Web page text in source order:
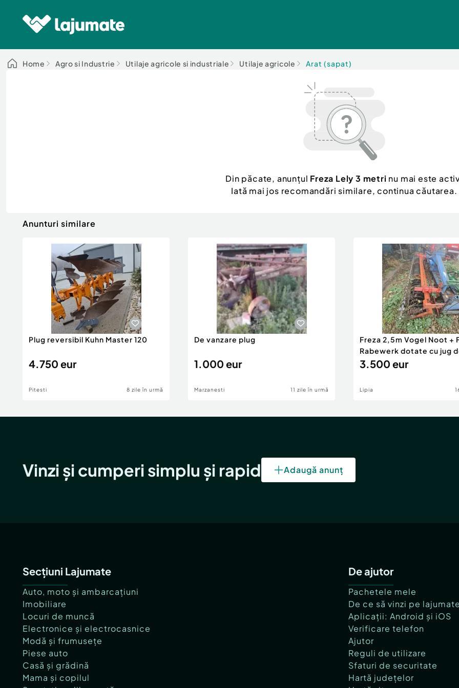
Home Agro si Industrie Utilaje agricole si industriale Utilaje agricole Arat (sapat)
Din păcate, anunțul Freza Lely 3 metri nu mai este
Iată mai jos recomandări similare, continua căutarea.
Anunturi similare
Plug reversibil Kuhn Master 120
4.750 eur
Pitesti 8 zile în urmă
De vanzare plug
1.000 eur
Marzanesti 11 zile în urmă
Freza 2,5m Vogel Noot +
Rabewerk dotate cu jug
prindere hidraulic
3.500 eur
Lipia
Vinzi și cumperi simplu și rapid Adaugă anunț
Secțiuni Lajumate
Auto, moto și ambarcațiuni
Imobiliare
Locuri de muncă
Electronice și electrocasnice
Modă și frumusețe
Piese auto
Casă și grădină
Mama și copilul
De ajutor
Pachetele mele
De ce să vinzi pe
Aplicații: Android și iOS
Verificare telefon
Ajutor
Reguli de utilizare
Sfaturi de securitate
Hartă județelor